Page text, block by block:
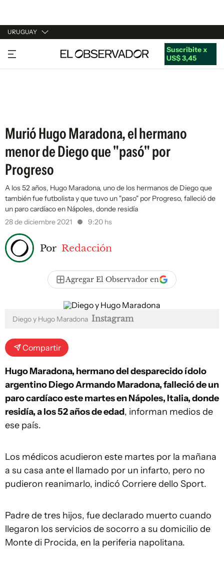
URUGUAY
URUGUAY
ARGENTINA
Suscribite x
US$ 3,45
Murió Hugo Maradona, el hermano
menor de Diego que "pasó" por
Progreso
A los 52 años, Hugo Maradona, uno de los hermanos de Diego que
también fue futbolista y que tuvo un "paso" por Progreso, falleció de
un paro cardíaco en Nápoles, donde residía
28 de diciembre 2021
9:20 hs
Por Redacción
Agregar El Observador en
Diego y Hugo Maradona Instagram
Compartir
Hugo Maradona, hermano del desparecido ídolo
argentino Diego Armando Maradona, falleció de un
paro cardíaco este martes en Nápoles, Italia, donde
residía, a los 52 años de edad, informan medios de
ese país.
Los médicos acudieron este martes por la mañana
a su casa ante el llamado por un infarto, pero no
pudieron reanimarlo, indicó Corriere dello Sport.
Padre de tres hijos, fue declarado muerto cuando
llegaron los servicios de socorro a su domicilio de
Monte di Procida, en la periferia napolitana.